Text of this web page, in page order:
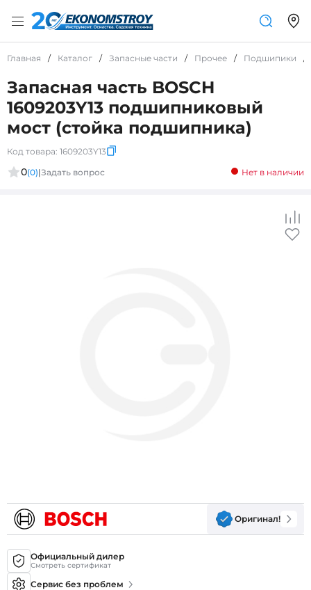
Главная / Каталог / Запасные части / Прочее / Подшипики /
Запасная часть BOSCH
1609203Y13 подшипниковый
мост (стойка подшипника)
Код товара: 1609203Y13
0(0)|Задать вопрос Нет в наличии
Оригинал!
Официальный дилер
Смотреть сертификат
Сервис без проблем